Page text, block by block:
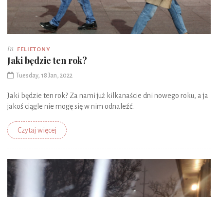
In FELIETONY
Jaki będzie ten rok?
Tuesday, 18 Jan, 2022
Jaki będzie ten rok? Za nami już kilkanaście dni nowego roku, a ja
jakoś ciągle nie mogę się w nim odnaleźć.
Czytaj więcej